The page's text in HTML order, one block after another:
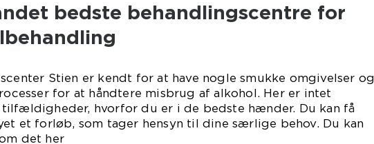
bedste behandlingscentre for
Stien er kendt for at have nogle smukke omgivelser og
for at håndtere misbrug af alkohol. Her er intet
hvorfor du er i de bedste hænder. Du kan få
et forløb, som tager hensyn til dine særlige behov. Du kan
det her